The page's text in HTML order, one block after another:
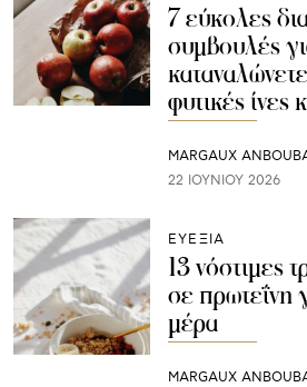
7 εύκολες
συμβουλές
φυτικές ίνες
MARGAUX
22 ΙΟΥΝΊΟΥ 2026
ΕΥΕΞΙΑ
13 νόστιμες
σε πρωτεΐνη
μέρα
MARGAUX